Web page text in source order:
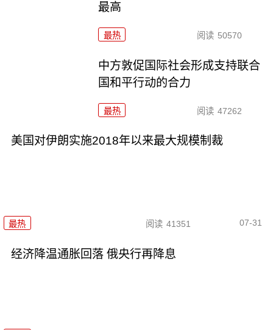
最高
最热 阅读 50570
中方敦促国际社会形成支持联合
国和平行动的合力
最热 阅读 47262
美国对伊朗实施2018年以来最大规模制裁
最热 阅读 41351 07-31
经济降温通胀回落 俄央行再降息